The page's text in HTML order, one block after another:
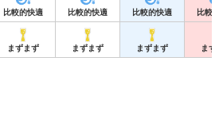
比較的快適 比較的快適 比較的快適 比較
まずまず まずまず まずまず まず